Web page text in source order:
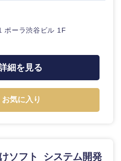
ポーラ渋谷ビル 1F
細を見る
お気に入り
ソフト_システム開発